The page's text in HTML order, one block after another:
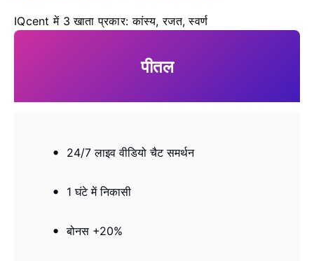
IQcent में 3 खाता प्रकार: कांस्य, रजत, स्वर्ण
पीतल
24/7 लाइव वीडियो चैट समर्थन
1 घंटे में निकासी
बोनस +20%